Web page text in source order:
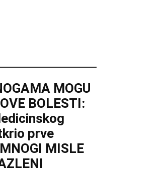
MOGU
BOLESTI:
prve
MISLE